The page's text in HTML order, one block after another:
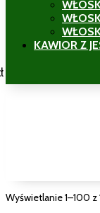
KAWIOR Z
Wyświetlanie 1–100 z